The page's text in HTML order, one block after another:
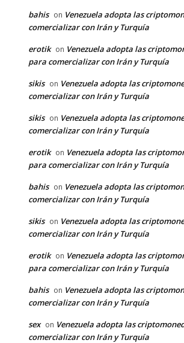
bahis on Venezuela adopta las
comercializar con Irán y Turquía
erotik on Venezuela adopta las
para comercializar con Irán y Turquía
sikis on Venezuela adopta las
comercializar con Irán y Turquía
sikis on Venezuela adopta las
comercializar con Irán y Turquía
erotik on Venezuela adopta las
para comercializar con Irán y Turquía
bahis on Venezuela adopta las
comercializar con Irán y Turquía
sikis on Venezuela adopta las
comercializar con Irán y Turquía
erotik on Venezuela adopta las
para comercializar con Irán y Turquía
bahis on Venezuela adopta las
comercializar con Irán y Turquía
sex on Venezuela adopta las
comercializar con Irán y Turquía